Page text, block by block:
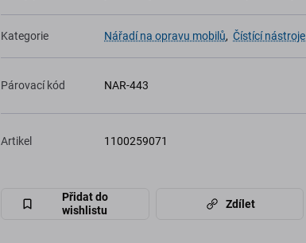
Kategorie Nářadí na opravu mobilů, Čístící nástroje
Párovací kód NAR-443
Artikel 1100259071
Přidat do
wishlistu
Zdílet